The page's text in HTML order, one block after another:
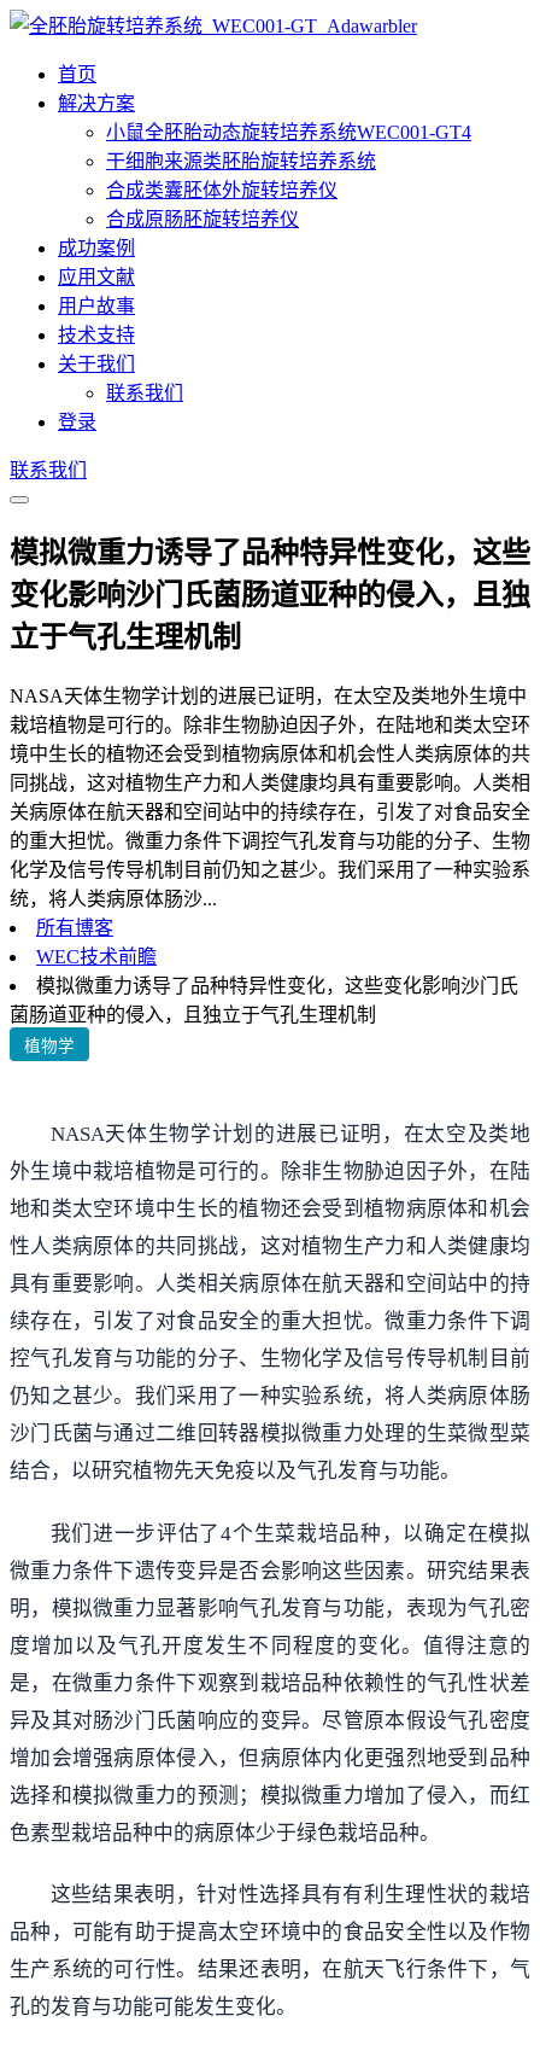
首页
解决方案
小鼠全胚胎动态旋转培养系统WEC001-GT4
干细胞来源类胚胎旋转培养系统
合成类囊胚体外旋转培养仪
合成原肠胚旋转培养仪
成功案例
应用文献
用户故事
技术支持
关于我们
联系我们
登录
联系我们
模拟微重力诱导了品种特异性变化，这些
变化影响沙门氏菌肠道亚种的侵入，且独
立于气孔生理机制
NASA天体生物学计划的进展已证明，在太空及类地外生境中
栽培植物是可行的。除非生物胁迫因子外，在陆地和类太空环
境中生长的植物还会受到植物病原体和机会性人类病原体的共
同挑战，这对植物生产力和人类健康均具有重要影响。人类相
关病原体在航天器和空间站中的持续存在，引发了对食品安全
的重大担忧。微重力条件下调控气孔发育与功能的分子、生物
化学及信号传导机制目前仍知之甚少。我们采用了一种实验系
统，将人类病原体肠沙...
所有博客
WEC技术前瞻
模拟微重力诱导了品种特异性变化，这些变化影响沙门氏
菌肠道亚种的侵入，且独立于气孔生理机制
植物学
NASA天体生物学计划的进展已证明，在太空及类地
外生境中栽培植物是可行的。除非生物胁迫因子外，在陆
地和类太空环境中生长的植物还会受到植物病原体和机会
性人类病原体的共同挑战，这对植物生产力和人类健康均
具有重要影响。人类相关病原体在航天器和空间站中的持
续存在，引发了对食品安全的重大担忧。微重力条件下调
控气孔发育与功能的分子、生物化学及信号传导机制目前
仍知之甚少。我们采用了一种实验系统，将人类病原体肠
沙门氏菌与通过二维回转器模拟微重力处理的生菜微型菜
结合，以研究植物先天免疫以及气孔发育与功能。
我们进一步评估了4个生菜栽培品种，以确定在模拟
微重力条件下遗传变异是否会影响这些因素。研究结果表
明，模拟微重力显著影响气孔发育与功能，表现为气孔密
度增加以及气孔开度发生不同程度的变化。值得注意的
是，在微重力条件下观察到栽培品种依赖性的气孔性状差
异及其对肠沙门氏菌响应的变异。尽管原本假设气孔密度
增加会增强病原体侵入，但病原体内化更强烈地受到品种
选择和模拟微重力的预测；模拟微重力增加了侵入，而红
色素型栽培品种中的病原体少于绿色栽培品种。
这些结果表明，针对性选择具有有利生理性状的栽培
品种，可能有助于提高太空环境中的食品安全性以及作物
生产系统的可行性。结果还表明，在航天飞行条件下，气
孔的发育与功能可能发生变化。